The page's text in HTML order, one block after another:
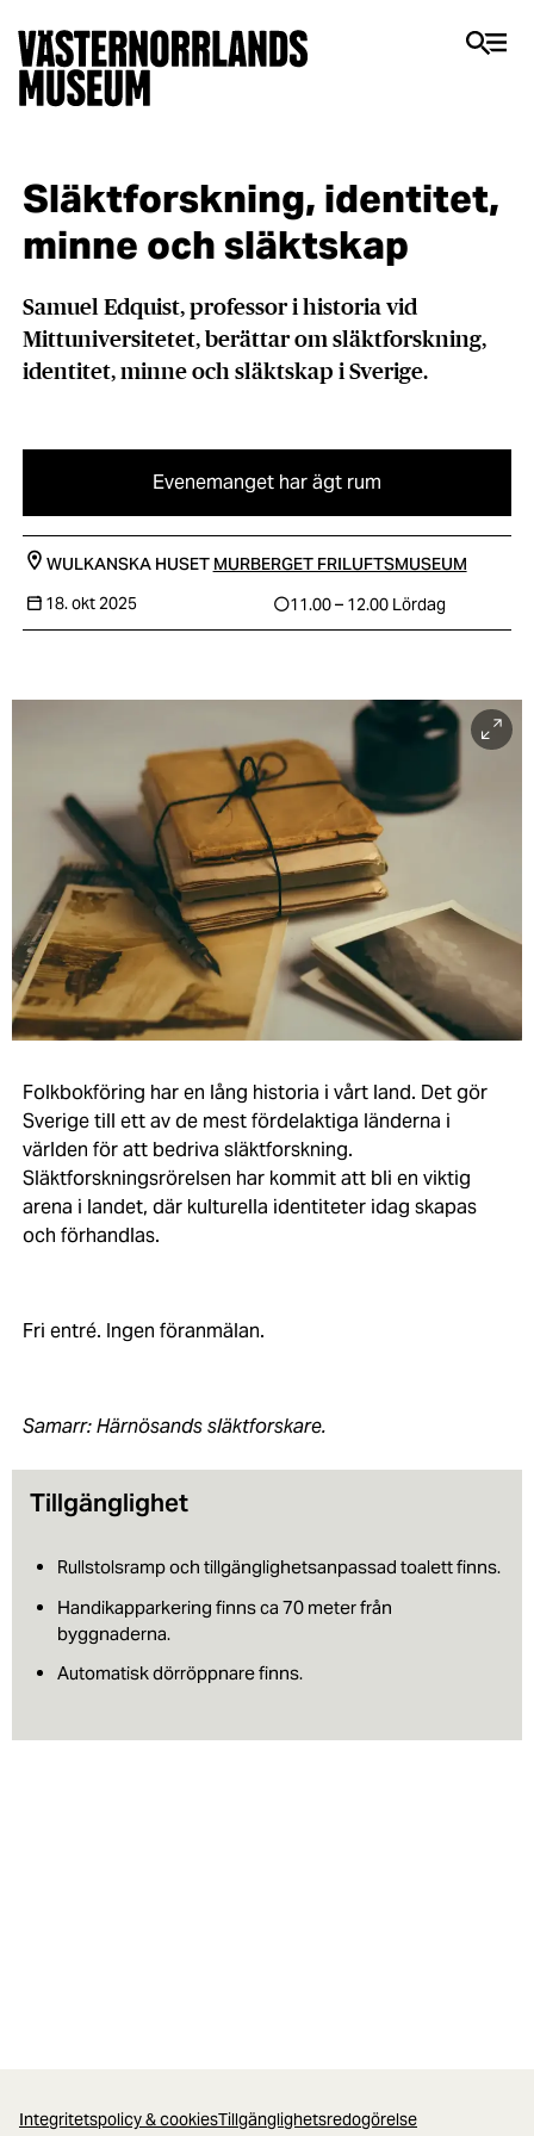
Släktforskning, identitet,
minne och släktskap
Samuel Edquist, professor i historia vid
Mittuniversitetet, berättar om släktforskning,
identitet, minne och släktskap i Sverige.
Evenemanget har ägt rum
WULKANSKA HUSET MURBERGET FRILUFTSMUSEUM
18. okt 2025
11.00 – 12.00 Lördag
Folkbokföring har en lång historia i vårt land. Det gör
Sverige till ett av de mest fördelaktiga länderna i
världen för att bedriva släktforskning.
Släktforskningsrörelsen har kommit att bli en viktig
arena i landet, där kulturella identiteter idag skapas
och förhandlas.
Fri entré. Ingen föranmälan.
Samarr: Härnösands släktforskare.
Tillgänglighet
Rullstolsramp och tillgänglighetsanpassad toalett finns.
Handikapparkering finns ca 70 meter från
byggnaderna.
Automatisk dörröppnare finns.
Integritetspolicy & cookiesTillgänglighetsredogörelse